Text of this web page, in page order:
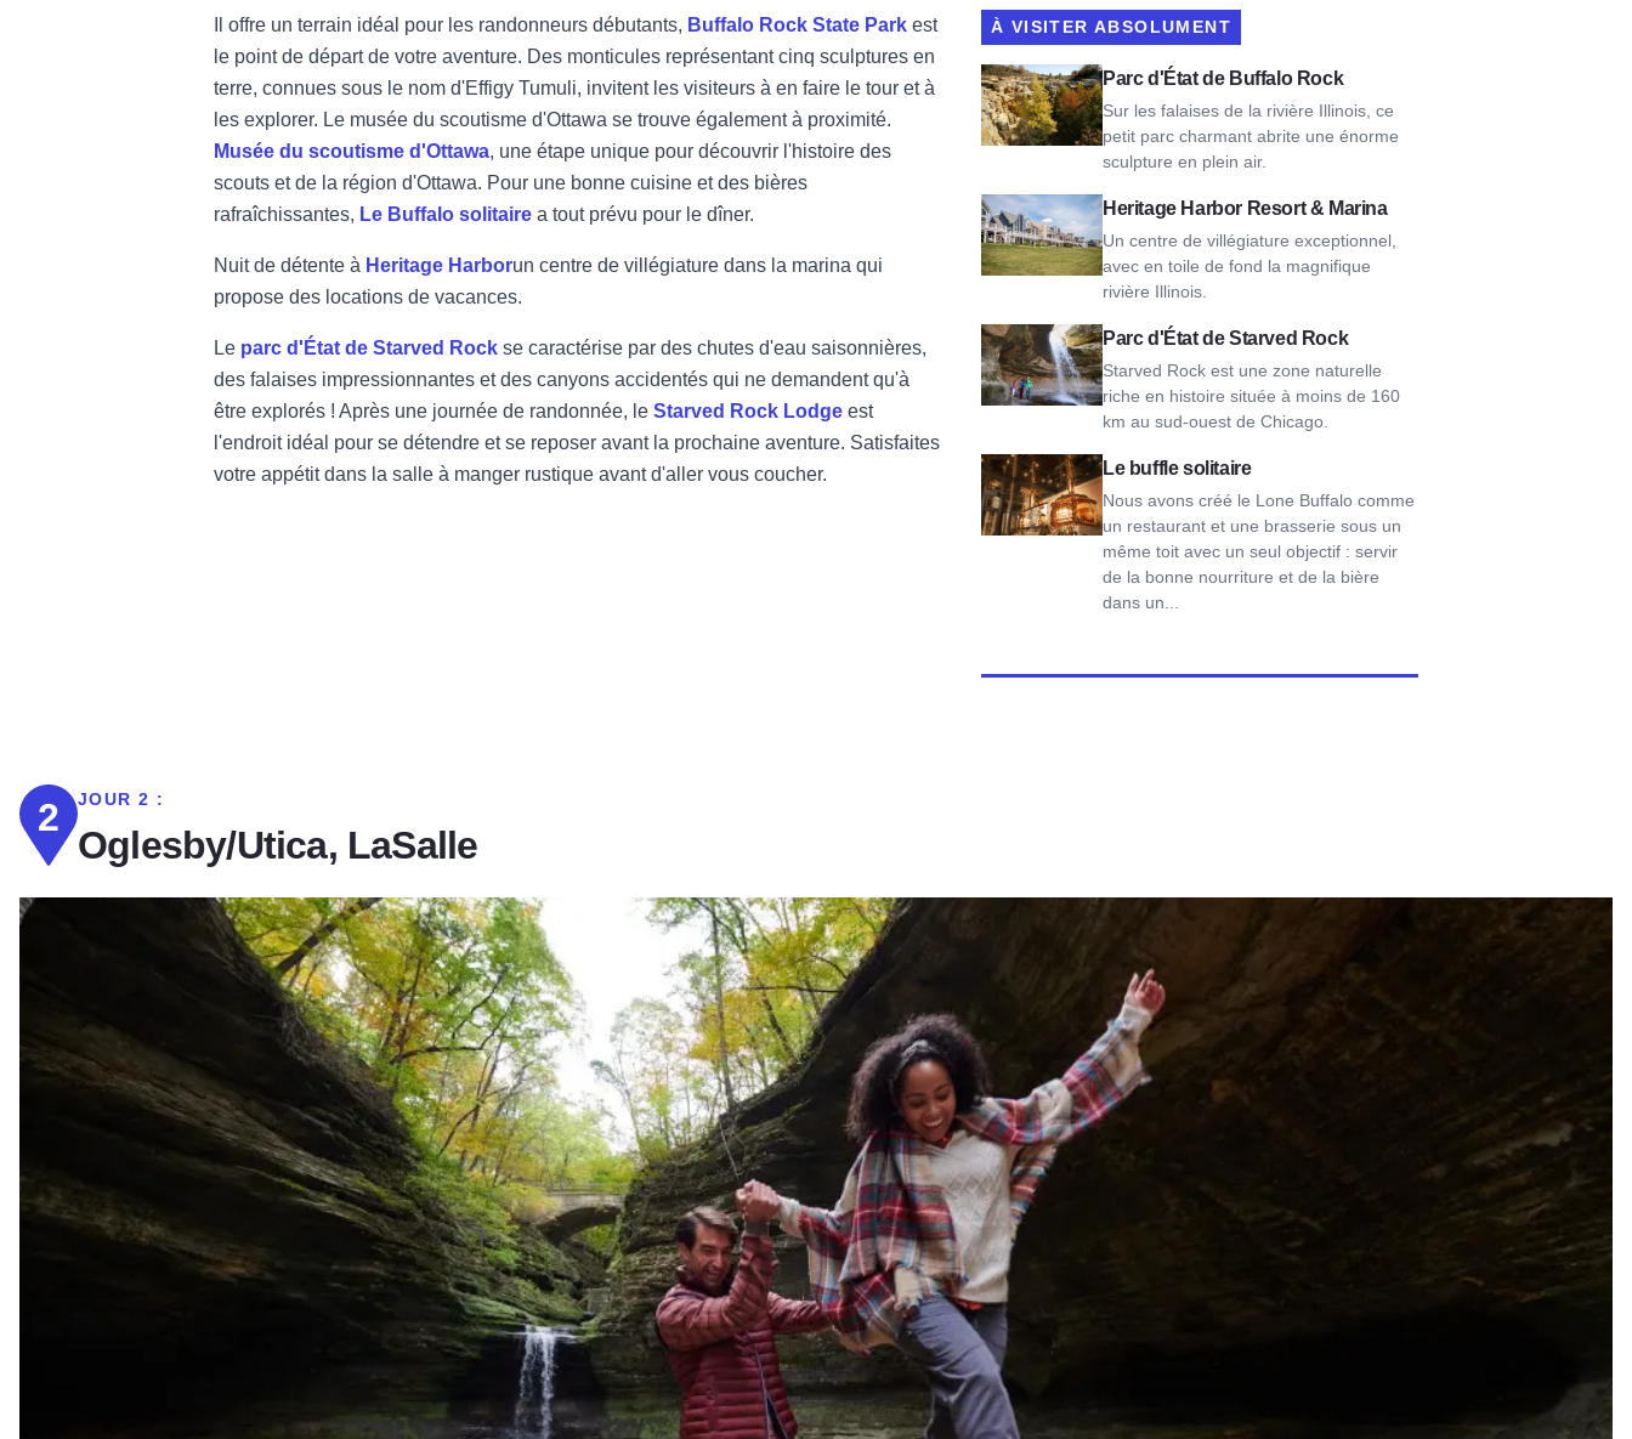
Il offre un terrain idéal pour les randonneurs débutants, Buffalo Rock State Park est
le point de départ de votre aventure. Des monticules représentant cinq sculptures en
terre, connues sous le nom d'Effigy Tumuli, invitent les visiteurs à en faire le tour et à
les explorer. Le musée du scoutisme d'Ottawa se trouve également à proximité.
Musée du scoutisme d'Ottawa, une étape unique pour découvrir l'histoire des
scouts et de la région d'Ottawa. Pour une bonne cuisine et des bières
rafraîchissantes, Le Buffalo solitaire a tout prévu pour le dîner.
Nuit de détente à Heritage Harborun centre de villégiature dans la marina qui
propose des locations de vacances.
Le parc d'État de Starved Rock se caractérise par des chutes d'eau saisonnières,
des falaises impressionnantes et des canyons accidentés qui ne demandent qu'à
être explorés ! Après une journée de randonnée, le Starved Rock Lodge est
l'endroit idéal pour se détendre et se reposer avant la prochaine aventure. Satisfaites
votre appétit dans la salle à manger rustique avant d'aller vous coucher.
À VISITER ABSOLUMENT
Parc d'État de Buffalo Rock
Sur les falaises de la rivière Illinois, ce
petit parc charmant abrite une énorme
sculpture en plein air.
Voir Buffalo Rock State Park
Heritage Harbor Resort & Marina
Un centre de villégiature exceptionnel,
avec en toile de fond la magnifique
rivière Illinois.
Voir Heritage Harbor Resort & Marina
Parc d'État de Starved Rock
Starved Rock est une zone naturelle
riche en histoire située à moins de 160
km au sud-ouest de Chicago.
Voir Starved Rock State Park
Le buffle solitaire
Nous avons créé le Lone Buffalo comme
un restaurant et une brasserie sous un
même toit avec un seul objectif : servir
de la bonne nourriture et de la bière
dans un...
Voir The Lone Buffalo
2 JOUR 2 :
Oglesby/Utica, LaSalle